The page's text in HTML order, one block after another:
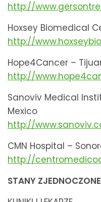
http://
Hoxsey Biomedical
http://
Hope4Cancer –
http://
Sanoviv Medical
Mexico
http://
CMN Hospital –
http://
STANY ZJEDNOCZONE